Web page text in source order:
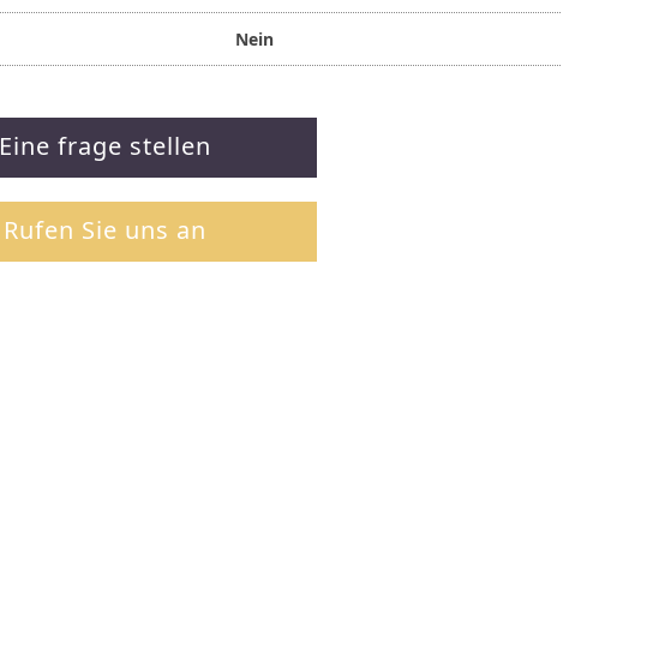
Nein
Eine frage stellen
Rufen Sie uns an